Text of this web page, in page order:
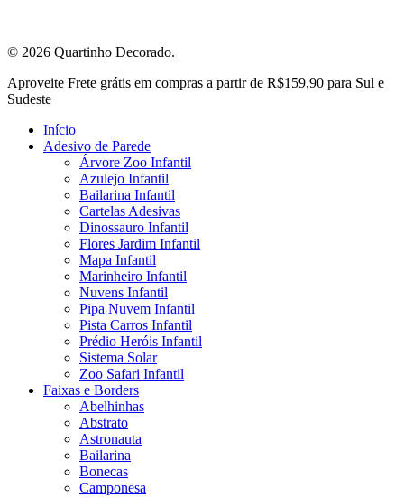
© 2026 Quartinho Decorado.
Close
Menu
Aproveite Frete grátis em compras a partir de R$159,90 para Sul e
Sudeste
Início
Adesivo de Parede
Árvore Zoo Infantil
Azulejo Infantil
Bailarina Infantil
Cartelas Adesivas
Dinossauro Infantil
Flores Jardim Infantil
Mapa Infantil
Marinheiro Infantil
Nuvens Infantil
Pipa Nuvem Infantil
Pista Carros Infantil
Prédio Heróis Infantil
Sistema Solar
Zoo Safari Infantil
Faixas e Borders
Abelhinhas
Abstrato
Astronauta
Bailarina
Bonecas
Camponesa